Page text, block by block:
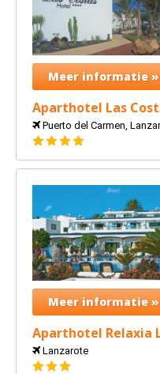
Meer informatie »
Aparthotel Las
Puerto del Carmen,
4
Meer informatie »
Aparthotel Relaxia
Lanzarote
3